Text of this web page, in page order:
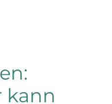
kann